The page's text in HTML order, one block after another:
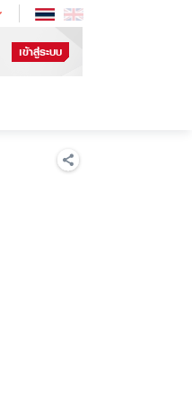
เข้าสู่ระบบ